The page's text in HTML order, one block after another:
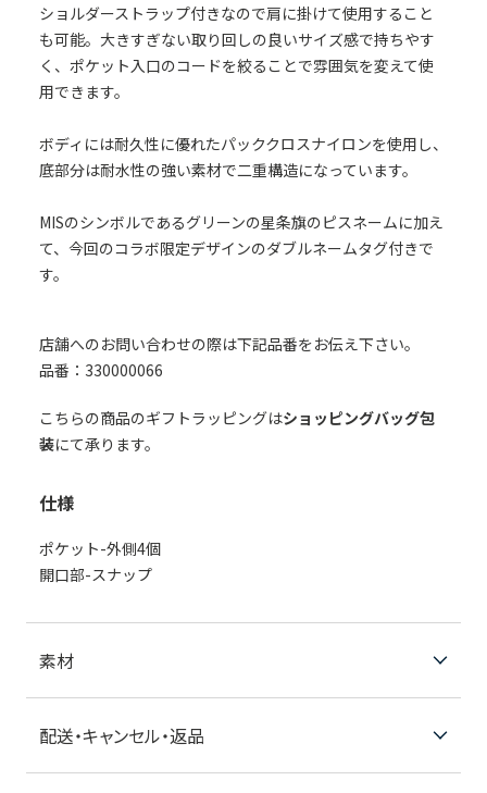
ショルダーストラップ付きなので肩に掛けて使用すること
も可能。大きすぎない取り回しの良いサイズ感で持ちやす
く、ポケット入口のコードを絞ることで雰囲気を変えて使
用できます。
ボディには耐久性に優れたパッククロスナイロンを使用し、
底部分は耐水性の強い素材で二重構造になっています。
MISのシンボルであるグリーンの星条旗のピスネームに加え
て、今回のコラボ限定デザインのダブルネームタグ付きで
す。
店舗へのお問い合わせの際は下記品番をお伝え下さい。
品番：330000066
こちらの商品のギフトラッピングはショッピングバッグ包
装にて承ります。
仕様
ポケット-外側4個
開口部-スナップ
素材
配送・キャンセル・返品